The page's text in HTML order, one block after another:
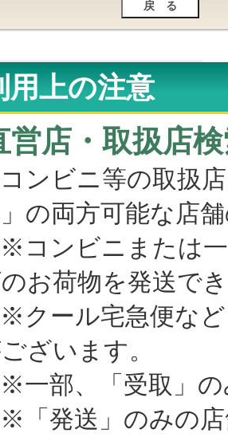
用上の注意
営店・取扱店
ンビニ等の取扱
の両方可能な店
ンビニまたは一
お荷物を発送で
ール宅急便など
ざいます。
部、「受取」の
発送」のみの店